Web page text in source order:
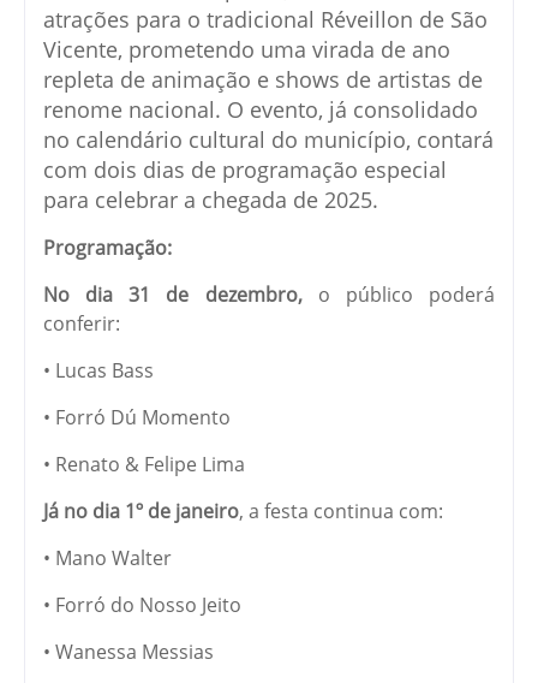
atrações para o tradicional Réveillon de São
Vicente, prometendo uma virada de ano
repleta de animação e shows de artistas de
renome nacional. O evento, já consolidado
no calendário cultural do município, contará
com dois dias de programação especial
para celebrar a chegada de 2025.
Programação:
No dia 31 de dezembro, o público poderá
conferir:
• Lucas Bass
• Forró Dú Momento
• Renato & Felipe Lima
Já no dia 1º de janeiro, a festa continua com:
• Mano Walter
• Forró do Nosso Jeito
• Wanessa Messias